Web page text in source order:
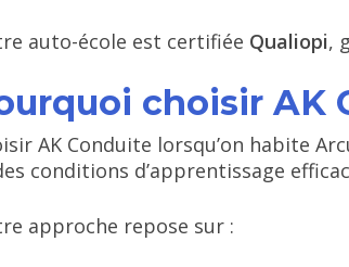
auto-école est certifiée Qualiopi,
choisir AK
AK Conduite lorsqu’on habite
conditions d’apprentissage
approche repose sur :